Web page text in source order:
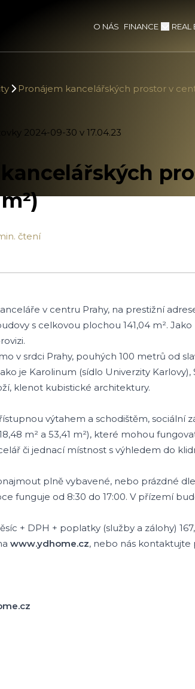
O NÁS FINANCE REAL
Pronájem kancelářských prostor v
kancelářských
čtení
v centru Prahy, na prestižní
s celkovou plochou 141,04 m².
v srdci Prahy, pouhých 100 metrů od
je Karolinum (sídlo Univerzity
klenot kubistické architektury.
výtahem a schodištěm, sociální
m² a 53,41 m²), které mohou
či jednací místnost s výhledem do
plně vybavené, nebo prázdné
funguje od 8:30 do 17:00. V přízemí
+ DPH + poplatky (služby a zálohy)
www.ydhome.cz, nebo nás kontaktujte